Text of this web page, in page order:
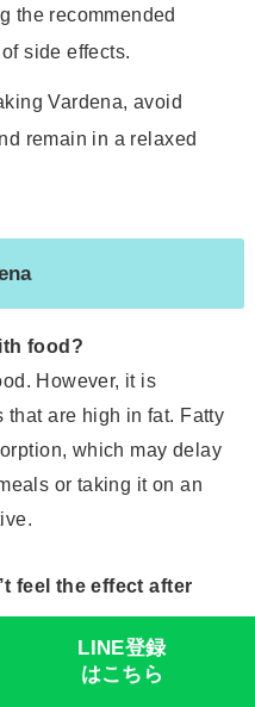
the recommended
side effects.
Vardena, avoid
remain in a relaxed
food?
However, it is
that are high in fat. Fatty
which may delay
or taking it on an
feel the effect after
to sexual
relaxed and feeling
LINE登録
はこちら